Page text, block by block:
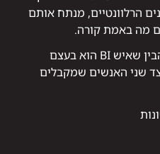
הרלוונטיים, מנתח אותם
מה באמת קורה.
לפני שנכנסים לפרטים, חשוב להבין שאיש BI הוא בעצם
שני האנשים שמקבלים